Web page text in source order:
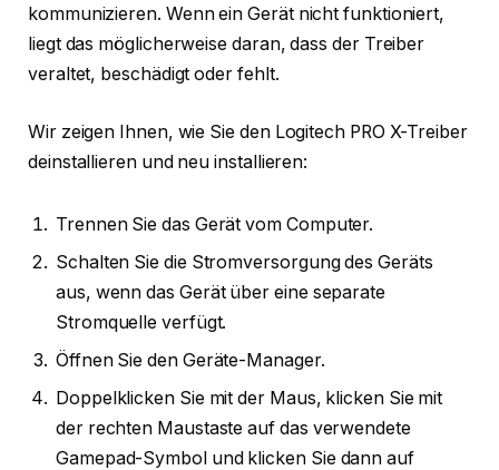
kommunizieren. Wenn ein Gerät nicht funktioniert,
liegt das möglicherweise daran, dass der Treiber
veraltet, beschädigt oder fehlt.
Wir zeigen Ihnen, wie Sie den Logitech PRO X-Treiber
deinstallieren und neu installieren:
Trennen Sie das Gerät vom Computer.
Schalten Sie die Stromversorgung des Geräts
aus, wenn das Gerät über eine separate
Stromquelle verfügt.
Öffnen Sie den Geräte-Manager.
Doppelklicken Sie mit der Maus, klicken Sie mit
der rechten Maustaste auf das verwendete
Gamepad-Symbol und klicken Sie dann auf